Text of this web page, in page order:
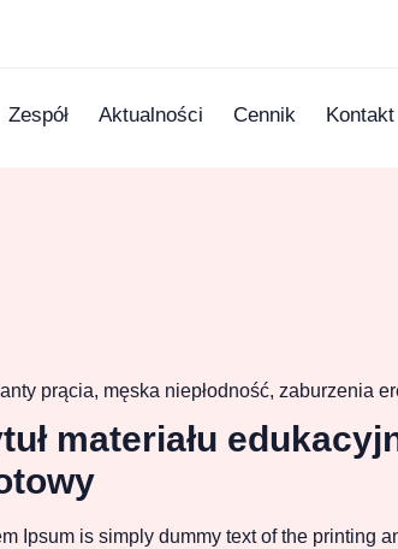
Zespół Aktualności Cennik Kontakt
prącia, męska niepłodność, zaburzenia
materiału
Ipsum is simply dummy text of the printing